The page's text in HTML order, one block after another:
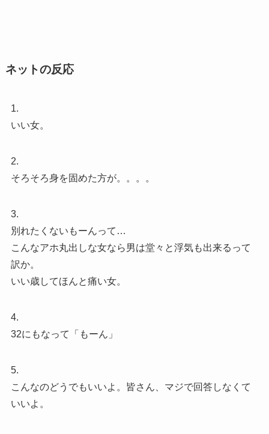
ネットの反応
1.
いい女。
2.
そろそろ身を固めた方が。。。。
3.
別れたくないもーんって…
こんなアホ丸出しな女なら男は堂々と浮気も出来るって
訳か。
いい歳してほんと痛い女。
4.
32にもなって「もーん」
5.
こんなのどうでもいいよ。皆さん、マジで回答しなくて
いいよ。